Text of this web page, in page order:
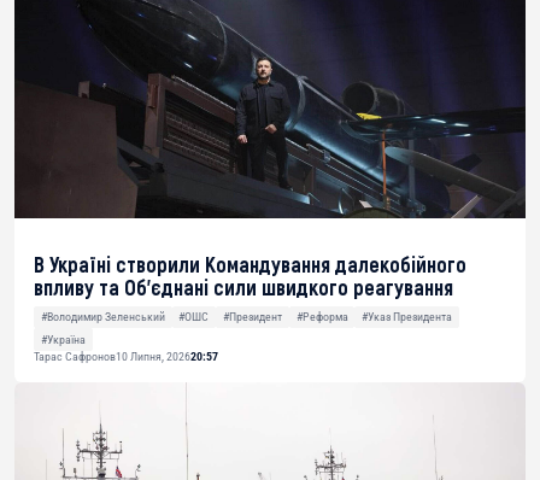
В Україні створили Командування далекобійного
впливу та Об’єднані сили швидкого реагування
#Володимир Зеленський #ОШС #Президент #Реформа
#Указ Президента
#Україна
Тарас Сафронов10 Липня, 202620:57